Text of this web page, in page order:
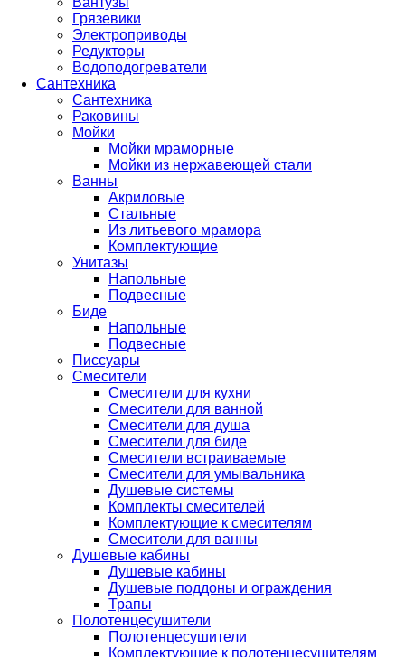
Грязевики
Электроприводы
Редукторы
Водоподогреватели
Сантехника
Сантехника
Раковины
Мойки
Мойки мраморные
Мойки из нержавеющей стали
Ванны
Акриловые
Стальные
Из литьевого мрамора
Комплектующие
Унитазы
Напольные
Подвесные
Биде
Напольные
Подвесные
Писсуары
Смесители
Смесители для кухни
Смесители для ванной
Смесители для душа
Смесители для биде
Смесители встраиваемые
Смесители для умывальника
Душевые системы
Комплекты смесителей
Комплектующие к смесителям
Смесители для ванны
Душевые кабины
Душевые кабины
Душевые поддоны и ограждения
Трапы
Полотенцесушители
Полотенцесушители
Комплектующие к полотенцесушителям